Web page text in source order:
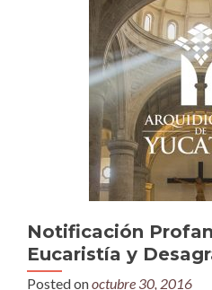
Notificación
Eucaristía y
Posted onoctubre 30, 2016